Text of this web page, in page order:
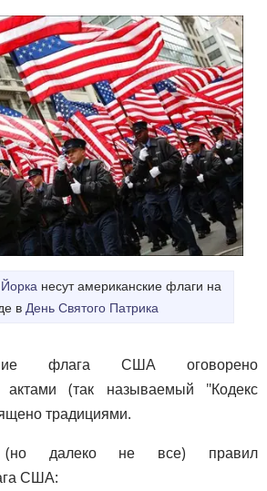
несут американские флаги на
в День Святого Патрика
флага США оговорено
актами (так называемый "Кодекс
традициями.
(но далеко не все) правил
США: